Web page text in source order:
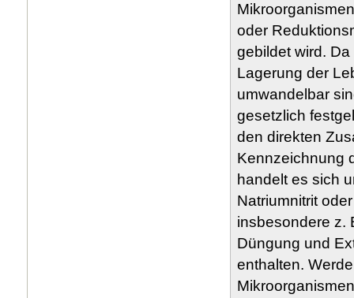
oder
gebildet wird.
Lagerung der
umwandelbar
gesetzlich
den direkten
Kennzeichnung
handelt es sich
Natriumnitrit
insbesondere z.
Düngung und
enthalten.